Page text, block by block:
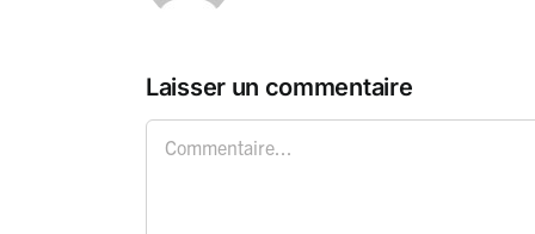
Laisser un commentaire